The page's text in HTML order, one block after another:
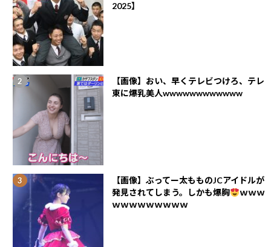
2025】
【画像】おい、早くテレビつけろ、テレ
東に爆乳美人wwwwwwwwwwww
【画像】ぶってー太もものJCアイドルが
発見されてしまう。しかも爆胸
ｗｗｗ
ｗｗｗｗｗｗｗｗｗ